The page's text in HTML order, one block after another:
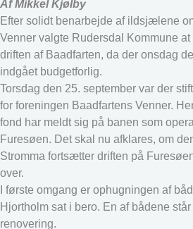
Af Mikkel Kjølby
Efter solidt benarbejde af ildsjælene
Venner valgte Rudersdal Kommune at
driften af Baadfarten, da der onsdag
indgået budgetforlig.
Torsdag den 25. september var der
for foreningen Baadfartens Venner.
fond har meldt sig på banen som
Furesøen. Det skal nu afklares, om
Stromma fortsætter driften på
over.
I første omgang er ophugningen af
Hjortholm sat i bero. En af bådene
renovering.